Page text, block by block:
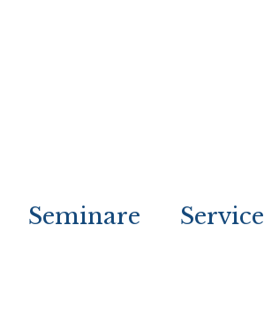
Seminare Service